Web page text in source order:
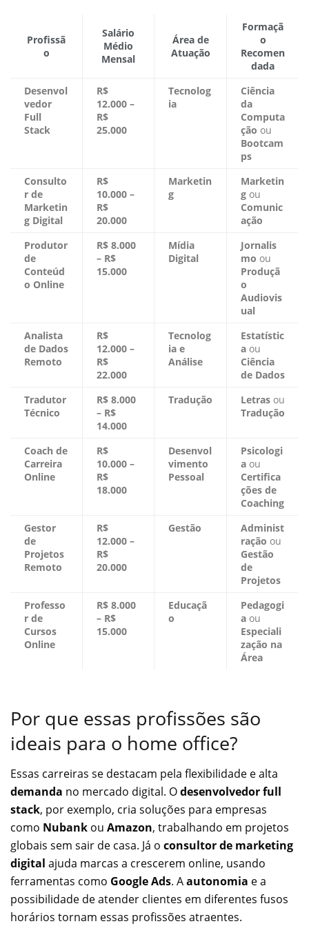
Profissã
o
Salário
Médio
Mensal
Área de
Atuação
Formaçã
o
Recomen
dada
Desenvol
vedor
Full
Stack
R$
12.000 –
R$
25.000
Tecnolog
ia
Ciência
da
Computa
ção ou
Bootcam
ps
Consulto
r de
Marketin
g Digital
R$
10.000 –
R$
20.000
Marketin
g
Marketin
g ou
Comunic
ação
Produtor
de
Conteúd
o Online
R$ 8.000
– R$
15.000
Mídia
Digital
Jornalis
mo ou
Produçã
o
Audiovis
ual
Analista
de Dados
Remoto
R$
12.000 –
R$
22.000
Tecnolog
ia e
Análise
Estatístic
a ou
Ciência
de Dados
Tradutor
Técnico
R$ 8.000
– R$
14.000
Tradução Letras ou
Tradução
Coach de
Carreira
Online
R$
10.000 –
R$
18.000
Desenvol
vimento
Pessoal
Psicologi
a ou
Certifica
ções de
Coaching
Gestor
de
Projetos
Remoto
R$
12.000 –
R$
20.000
Gestão
Administ
ração ou
Gestão
de
Projetos
Professo
r de
Cursos
Online
R$ 8.000
– R$
15.000
Educaçã
o
Pedagogi
a ou
Especiali
zação na
Área
Por que essas profissões são
ideais para o home office?
Essas carreiras se destacam pela flexibilidade e alta
demanda no mercado digital. Odesenvolvedor full
stack, por exemplo, cria soluções para empresas
como Nubank ou Amazon, trabalhando em projetos
globais sem sair de casa. Já o consultor de marketing
digital ajuda marcas a crescerem online, usando
ferramentas como Google Ads. Aautonomia e a
possibilidade de atender clientes em diferentes fusos
horários tornam essas profissões atraentes.